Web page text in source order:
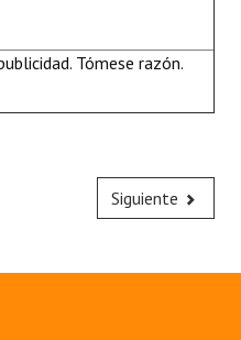
Tómese razón.
Siguiente